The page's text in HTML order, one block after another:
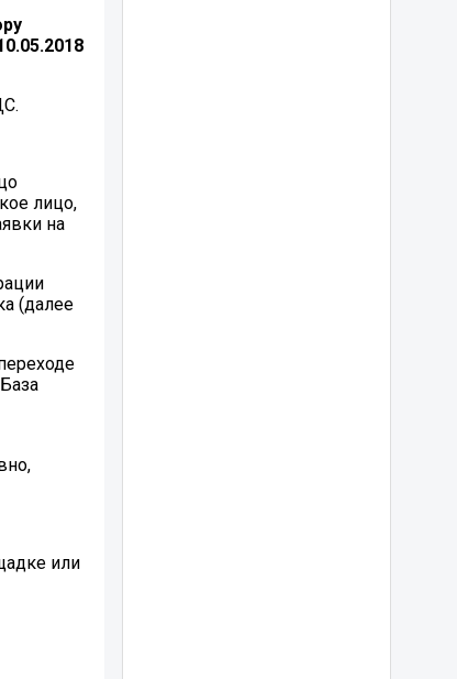
лицо,
на
(далее
или